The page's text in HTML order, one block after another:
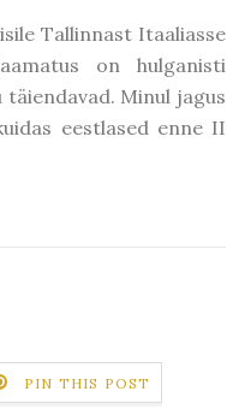
Tallinnast Itaaliasse
on hulganisti
Minul jagus
eestlased enne II
PIN THIS POST